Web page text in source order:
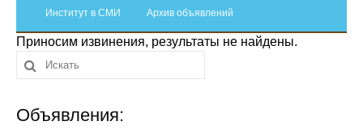
Отчетность
Противодействие коррупции
Материалы для СМИ
Институт в СМИ Архив объявлений
Приносим извинения, результаты не найдены.
Объявления: